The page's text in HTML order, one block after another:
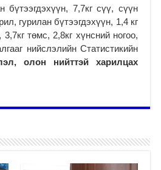
7,7кг сүү, сүүн
гурилан бүтээгдэхүүн, 1,4 кг
төмс, 2,8кг хүнсний ногоо,
нийслэлийн Статистикийн
олон нийттэй харилцах